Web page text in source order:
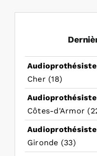
Cher (18)
Côtes-d'Armor
Gironde (33)